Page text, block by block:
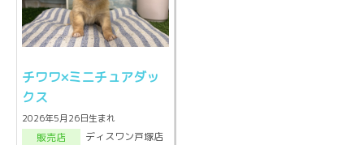
チワワ×ミニチュアダッ
クス
2026年5月26日生まれ
販売店 ディスワン戸塚店